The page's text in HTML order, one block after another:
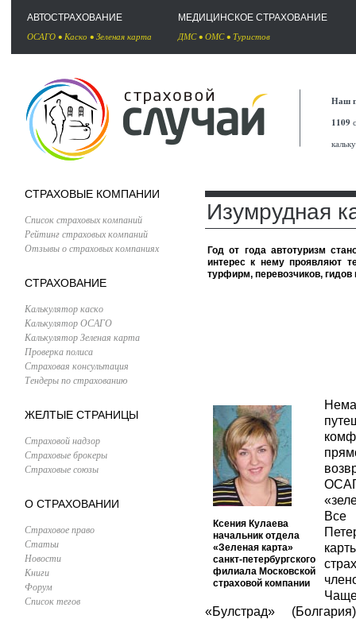
АВТОСТРАХОВАНИЕ
ОСАГО • Каско • Зеленая карта
МЕДИЦИНСКОЕ СТРАХОВАНИЕ
ДМС• ОМС• Туристов
Наш
1109
СТРАХОВЫЕ КОМПАНИИ
Список страховых компаний
Рейтинг страховых компаний
Отзывы о страховых компаниях
СТРАХОВАНИЕ
Калькулятор каско
Калькулятор ОСАГО
Калькулятор Зеленая карта
Проверка полиса
Страховая консультация
Тендеры по страхованию
ЖЕЛТЫЕ СТРАНИЦЫ
Страховой надзор
Страховые брокеры
Страховые союзы
О СТРАХОВАНИИ
Страховое право
Статьи
Новости
Книги
Форум
Список тегов
Изумрудная
Год от года автотуризм
интерес к нему проявляют
турфирм, перевозчиков,
Ксения Кулаева
начальник отдела
«Зеленая карта»
санкт-петербургского
филиала Московской
страховой компании
Все
«Булстрад»